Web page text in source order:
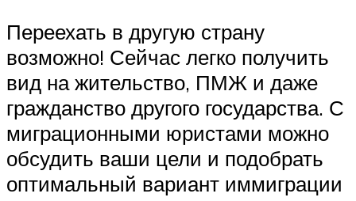
Переехать в другую страну
возможно! Сейчас легко получить
вид на жительство, ПМЖ и даже
гражданство другого государства. С
миграционными юристами можно
обсудить ваши цели и подобрать
оптимальный вариант иммиграции